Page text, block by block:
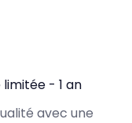
- 1 an
avec une